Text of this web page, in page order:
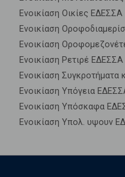
Ενοικίαση Οικίες ΕΔΕΣΣΑ
Ενοικίαση
Ενοικίαση
Ενοικίαση Ρετιρέ ΕΔΕΣΣΑ
Ενοικίαση
Ενοικίαση Υπόγεια
Ενοικίαση Υπόσκαφα
Ενοικίαση Υπολ. υψουν